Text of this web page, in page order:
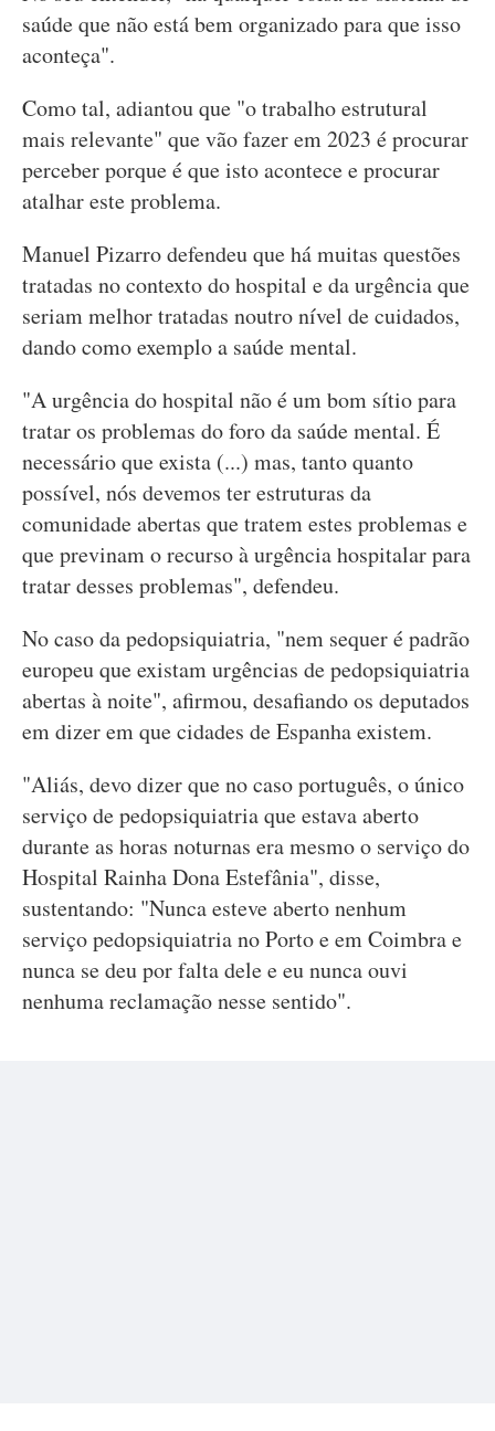
saúde que não está bem organizado para que isso
aconteça".
Como tal, adiantou que "o trabalho estrutural
mais relevante" que vão fazer em 2023 é procurar
perceber porque é que isto acontece e procurar
atalhar este problema.
Manuel Pizarro defendeu que há muitas questões
tratadas no contexto do hospital e da urgência que
seriam melhor tratadas noutro nível de cuidados,
dando como exemplo a saúde mental.
"A urgência do hospital não é um bom sítio para
tratar os problemas do foro da saúde mental. É
necessário que exista (...) mas, tanto quanto
possível, nós devemos ter estruturas da
comunidade abertas que tratem estes problemas e
que previnam o recurso à urgência hospitalar para
tratar desses problemas", defendeu.
No caso da pedopsiquiatria, "nem sequer é padrão
europeu que existam urgências de pedopsiquiatria
abertas à noite", afirmou, desafiando os deputados
em dizer em que cidades de Espanha existem.
"Aliás, devo dizer que no caso português, o único
serviço de pedopsiquiatria que estava aberto
durante as horas noturnas era mesmo o serviço do
Hospital Rainha Dona Estefânia", disse,
sustentando: "Nunca esteve aberto nenhum
serviço pedopsiquiatria no Porto e em Coimbra e
nunca se deu por falta dele e eu nunca ouvi
nenhuma reclamação nesse sentido".